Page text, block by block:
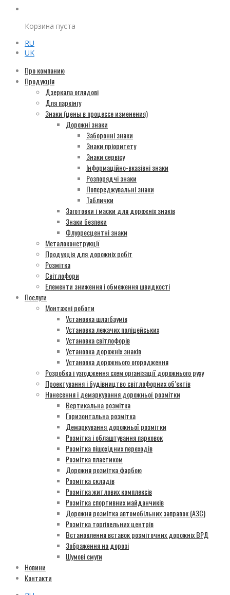
Корзина пуста
RU
UK
Про компанию
Продукція
Дзеркала оглядові
Для паркінгу
Знаки (цены в процессе изменения)
Дорожні знаки
Заборонні знаки
Знаки пріоритету
Знаки сервісу
Інформаційно-вказівні знаки
Розпорядчі знаки
Попереджувальні знаки
Таблички
Заготовки і маски для дорожніх знаків
Знаки безпеки
Флуоресцентні знаки
Металоконструкції
Продукція для дорожніх робіт
Розмітка
Світлофори
Елементи зниження і обмеження швидкості
Послуги
Монтажні роботи
Установка шлагбаумів
Установка лежачих поліцейських
Установка світлофорів
Установка дорожніх знаків
Установка дорожнього огородження
Розробка і узгодження схем організації дорожнього руху
Проектування і будівництво світлофорних об’єктів
Нанесення і демаркування дорожньої розмітки
Вертикальна розмітка
Горизонтальна розмітка
Демаркування дорожньої розмітки
Розмітка і облаштування парковок
Розмітка пішохідних переходів
Розмітка пластиком
Дорожня розмітка фарбою
Розмітка складів
Розмітка житлових комплексів
Розмітка спортивних майданчиків
Дорожня розмітка автомобільних заправок (АЗС)
Розмітка торгівельних центрів
Встановлення вставок розміточних дорожніх ВРД
Зображення на дорозі
Шумові смуги
Новини
Контакти